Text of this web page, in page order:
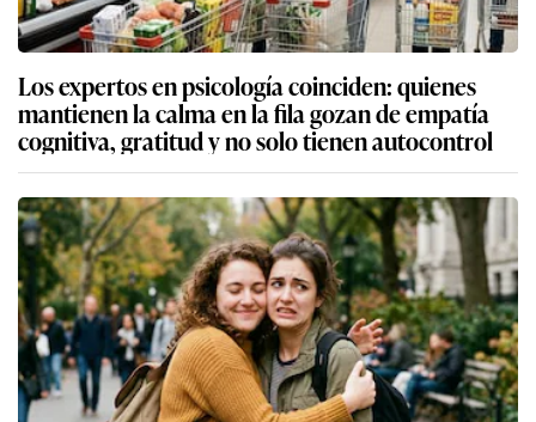
Los expertos en psicología coinciden: quienes
mantienen la calma en la fila gozan de empatía
cognitiva, gratitud y no solo tienen autocontrol